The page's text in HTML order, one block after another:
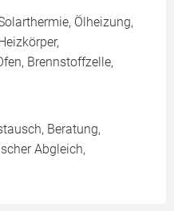
Ölheizung,
Brennstoffzelle,
Beratung,
Abgleich,